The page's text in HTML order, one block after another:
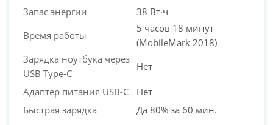
Запас энергии
38 Вт·ч
Время работы
5 часов 18 минут
(MobileMark 2018)
Зарядка ноутбука через
USB Type-C
Нет
Адаптер питания USB-C
Нет
Быстрая зарядка
Да 80% за 60 мин.